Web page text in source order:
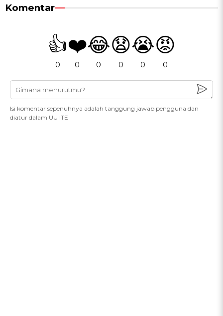
Komentar
👍
0
❤️
0
😂
0
😧
0
😭
0
😡
0
Isi komentar sepenuhnya adalah tanggung jawab pengguna dan
diatur dalam UU ITE